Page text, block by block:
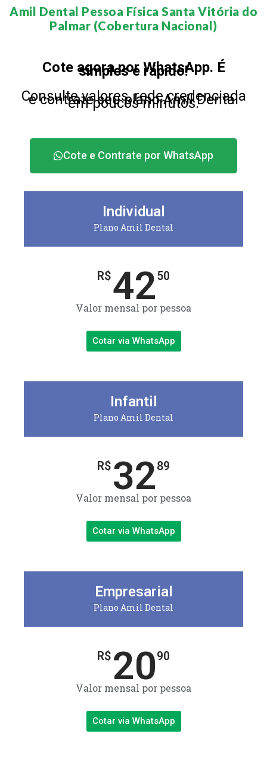
Amil Dental Pessoa Física Santa Vitória do
Palmar (Cobertura Nacional)​
Cote agora por WhatsApp. É
simples e rápido!
Consulte valores, rede credenciada
e contrate seu plano Amil Dental
em poucos minutos.
Cote e Contrate por WhatsApp
Individual
Plano Amil Dental
R$4250
Valor mensal por pessoa
Cotar via WhatsApp
Infantil
Plano Amil Dental
R$ 3289
Valor mensal por pessoa
Cotar via WhatsApp
Empresarial
Plano Amil Dental
R$ 2090
Valor mensal por pessoa
Cotar via WhatsApp